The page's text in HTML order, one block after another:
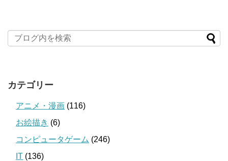
カテゴリー
アニメ・漫画 (116)
お絵描き (6)
コンピュータゲーム (246)
IT (136)